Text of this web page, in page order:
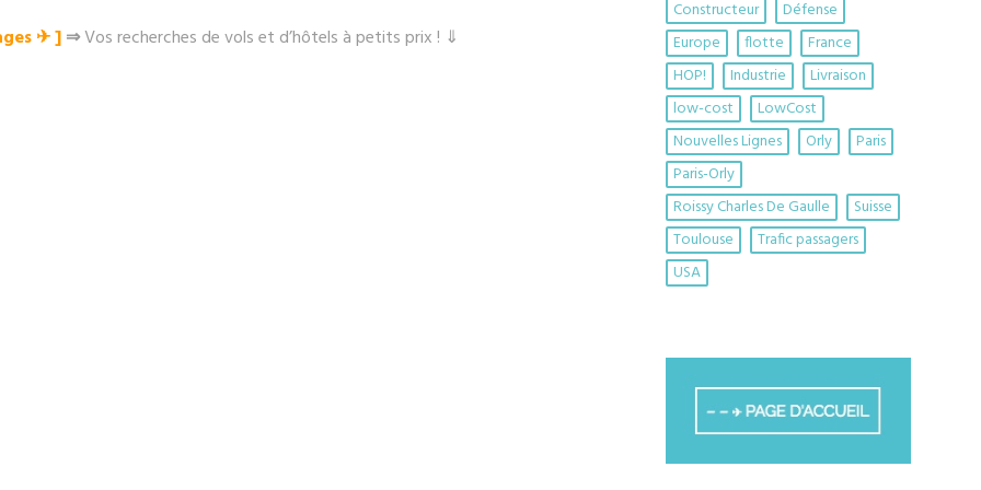
✈︎ ]⇒Vos recherches de vols et d’hôtels à petits prix ! ⇓
Constructeur
Défense
Europe
flotte
France
HOP!
Industrie
Livraison
low-cost
LowCost
Nouvelles Lignes
Orly
Paris
Paris-Orly
Roissy Charles De Gaulle
Suisse
Toulouse
Trafic passagers
USA